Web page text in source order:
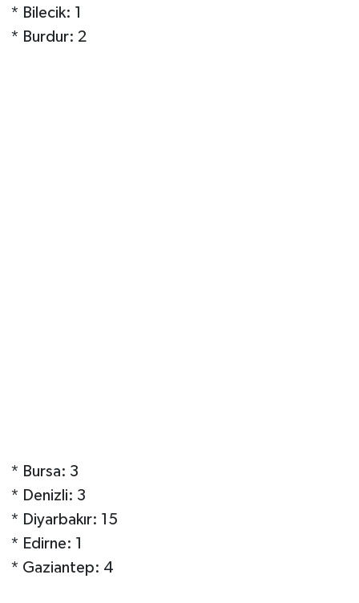
* Bilecik: 1
* Burdur: 2
* Bursa: 3
* Denizli: 3
* Diyarbakır: 15
* Edirne: 1
* Gaziantep: 4